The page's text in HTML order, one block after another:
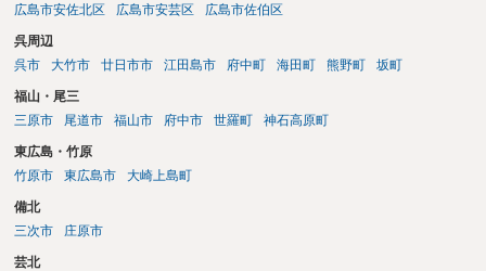
広島市安佐北区
広島市安芸区 広島市佐伯区
呉周辺
呉市
大竹市 廿日市市 江田島市 府中町 海田町 熊野町 坂町
福山・尾三
三原市
尾道市 福山市 府中市 世羅町 神石高原町
東広島・竹原
竹原市
東広島市 大崎上島町
備北
三次市
庄原市
芸北